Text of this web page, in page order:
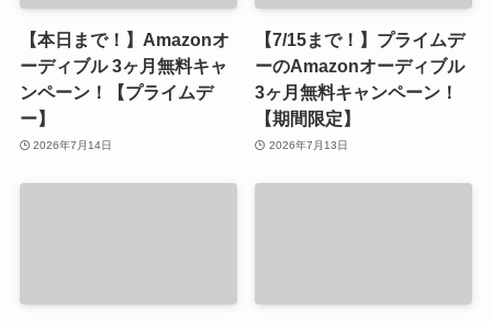
【本日まで！】Amazonオ
ーディブル 3ヶ月無料キャ
ンペーン！【プライムデ
ー】
2026年7月14日
【7/15まで！】プライムデ
ーのAmazonオーディブル
3ヶ月無料キャンペーン！
【期間限定】
2026年7月13日